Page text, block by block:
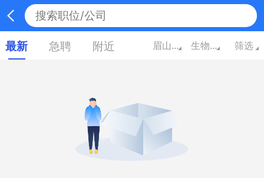
最新 急聘 附近 眉山四川 生物/制药/医疗/护理 筛选